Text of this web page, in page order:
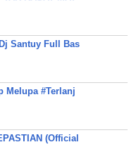
Santuy Full Bas
Melupa #Terlanj
(Official